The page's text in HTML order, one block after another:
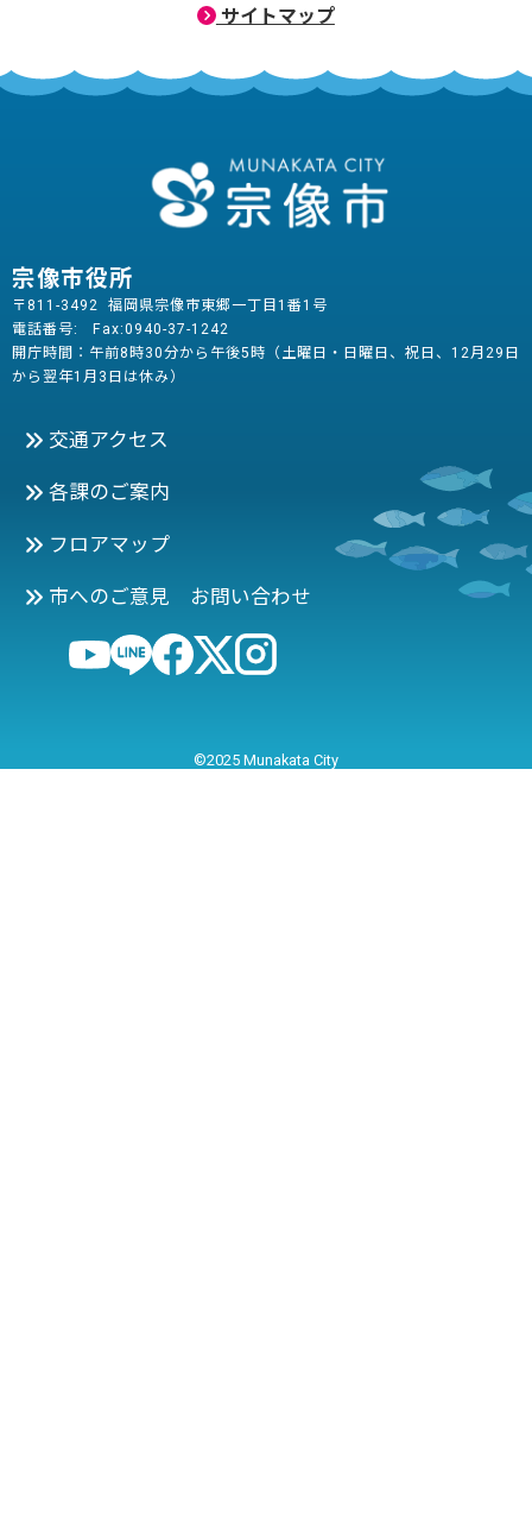
サイトマップ
宗像市役所
〒811-3492 福岡県宗像市東郷一丁目1番1号
電話番号:
Fax:0940-37-1242
開庁時間：午前8時30分から午後5時（土曜日・日曜日、祝日、12月29日
から翌年1月3日は休み）
交通アクセス
各課のご案内
フロアマップ
市へのご意見 お問い合わせ
©2025 Munakata City